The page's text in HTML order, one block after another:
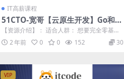
IT高薪课程
51CTO-宽哥【云原生开发】Go和Gi
n入门到脚手架项目实战
【资源介绍】： 适合人群： 想要完全零基础
学习云原生开发的，想要开发后台管理系统...
2 年前 0 0 152 30
VIP